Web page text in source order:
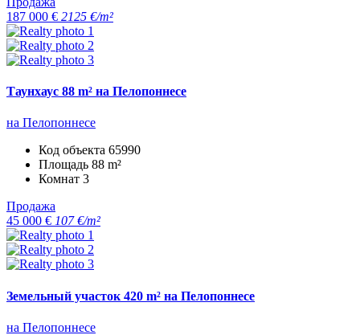
187 000 € 2125 €/m²
Таунхаус 88 m² на Пелопоннесе
на Пелопоннесе
Код объекта 65990
Площадь 88 m²
Комнат 3
Продажа
45 000 € 107 €/m²
Земельный участок 420 m² на Пелопоннесе
на Пелопоннесе